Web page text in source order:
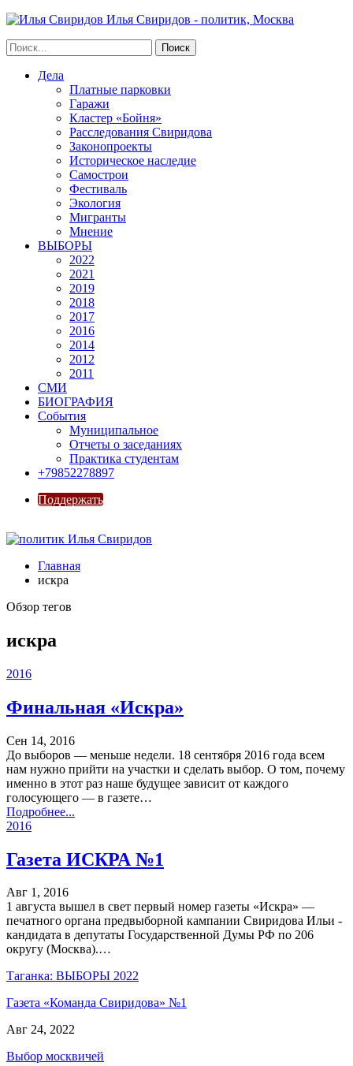
Илья Свиридов - политик, Москва
Дела
Платные парковки
Гаражи
Кластер «Бойня»
Расследования Свиридова
Законопроекты
Историческое наследие
Самострои
Фестиваль
Экология
Мигранты
Мнение
ВЫБОРЫ
2022
2021
2019
2018
2017
2016
2014
2012
2011
СМИ
БИОГРАФИЯ
События
Муниципальное
Отчеты о заседаниях
Практика студентам
+79852278897
Поддержать
Главная
искра
Обзор тегов
искра
2016
Финальная «Искра»
Сен 14, 2016
До выборов — меньше недели. 18 сентября 2016 года всем
нам нужно прийти на участки и сделать выбор. О том, почему
именно в этот раз наше будущее зависит от каждого
голосующего — в газете…
Подробнее...
2016
Газета ИСКРА №1
Авг 1, 2016
1 августа вышел в свет первый номер газеты «Искра» —
печатного органа предвыборной кампании Свиридова Ильи -
кандидата в депутаты Государственной Думы РФ по 206
округу (Москва).…
Таганка: ВЫБОРЫ 2022
Газета «Команда Свиридова» №1
Авг 24, 2022
Выбор москвичей